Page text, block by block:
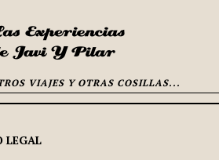
VIAJES Y OTRAS COSILLAS...
LEGAL